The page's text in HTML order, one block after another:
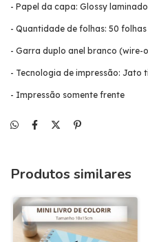
- Papel da capa: Glossy
- Quantidade de folhas: 50 folhas
- Garra duplo anel branco (wire-
- Tecnologia de impressão: Jato
- Impressão somente frente
Produtos similares